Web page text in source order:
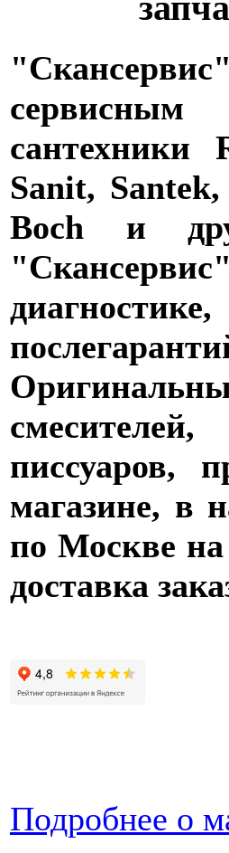
сантехники
Sanit,
Boch и
писсуаров,
магазине, в
по Москве
доставка
Подробнее о